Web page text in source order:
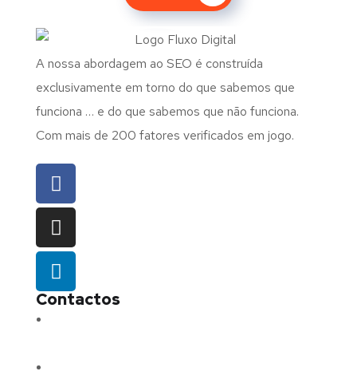
A nossa abordagem ao SEO é construída
exclusivamente em torno do que sabemos que
funciona … e do que sabemos que não funciona.
Com mais de 200 fatores verificados em jogo.
Contactos